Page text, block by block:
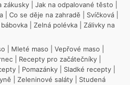
zákusky Jak na odpalované těsto
Co se děje na zahradě Svíčková
Zelná polévka
Zálivky na
Mleté maso Vepřové maso
Recepty pro začátečníky
Pomazánky Sladké recepty
Zeleninové saláty
Studená